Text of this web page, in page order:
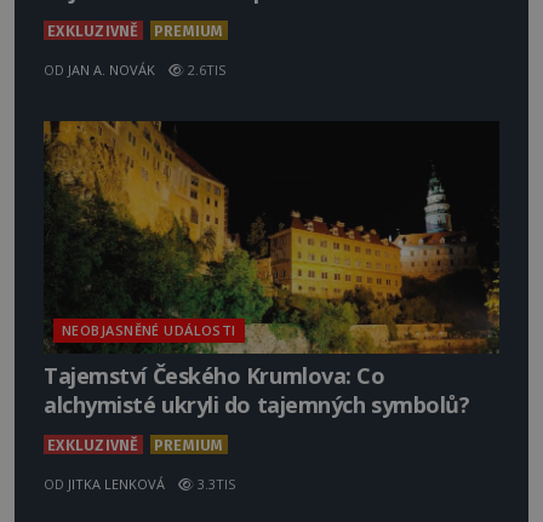
EXKLUZIVNĚ PREMIUM
OD JAN A. NOVÁK 2.6TIS
NEOBJASNĚNÉ UDÁLOSTI
Tajemství Českého Krumlova: Co
alchymisté ukryli do tajemných symbolů?
EXKLUZIVNĚ PREMIUM
OD JITKA LENKOVÁ 3.3TIS